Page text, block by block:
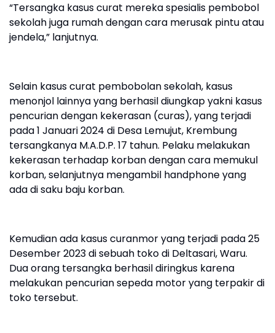
“Tersangka kasus curat mereka spesialis pembobol
sekolah juga rumah dengan cara merusak pintu atau
jendela,” lanjutnya.
Selain kasus curat pembobolan sekolah, kasus
menonjol lainnya yang berhasil diungkap yakni kasus
pencurian dengan kekerasan (curas), yang terjadi
pada 1 Januari 2024 di Desa Lemujut, Krembung
tersangkanya M.A.D.P. 17 tahun. Pelaku melakukan
kekerasan terhadap korban dengan cara memukul
korban, selanjutnya mengambil handphone yang
ada di saku baju korban.
Kemudian ada kasus curanmor yang terjadi pada 25
Desember 2023 di sebuah toko di Deltasari, Waru.
Dua orang tersangka berhasil diringkus karena
melakukan pencurian sepeda motor yang terpakir di
toko tersebut.